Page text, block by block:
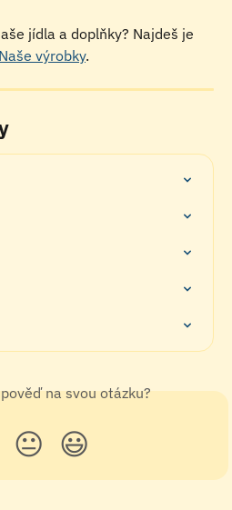
jídla a doplňky? Najdeš je
Naše výrobky.
na svou otázku?
😐 😃